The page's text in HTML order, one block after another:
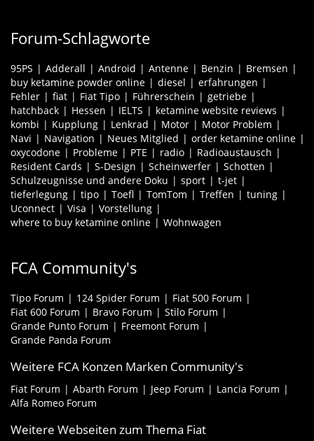
Forum-Schlagworte
95PS Adderall Android Antenne Benzin
Bremsen
buy ketamine powder online
diesel
erfahrungen
Fehler
fiat Fiat Tipo Führerschein
getriebe
hatchback
Hessen IELTS
ketamine website reviews
kombi
Kupplung Lenkrad Motor
Motor Problem
Navi
Navigation Neues Mitglied
order ketamine online
oxycodone
Probleme PTE radio
Radioaustausch
Resident Cards
S-Design Scheinwerfer
Schotten
Schulzeugnisse und andere Doku
sport
t-jet
tieferlegung
tipo Toefl TomTom Treffen
tuning
Uconnect
Visa
Vorstellung
where to buy ketamine online
Wohnwagen
FCA Community's
Tipo Forum 124 Spider Forum
Fiat 500 Forum
Fiat 600 Forum
Bravo Forum
Stilo Forum
Grande Punto Forum
Freemont Forum
Grande Panda Forum
Weitere FCA Konzen Marken Community's
Fiat Forum Abarth Forum Jeep Forum
Lancia Forum
Alfa Romeo Forum
Weitere Webseiten zum Thema Fiat